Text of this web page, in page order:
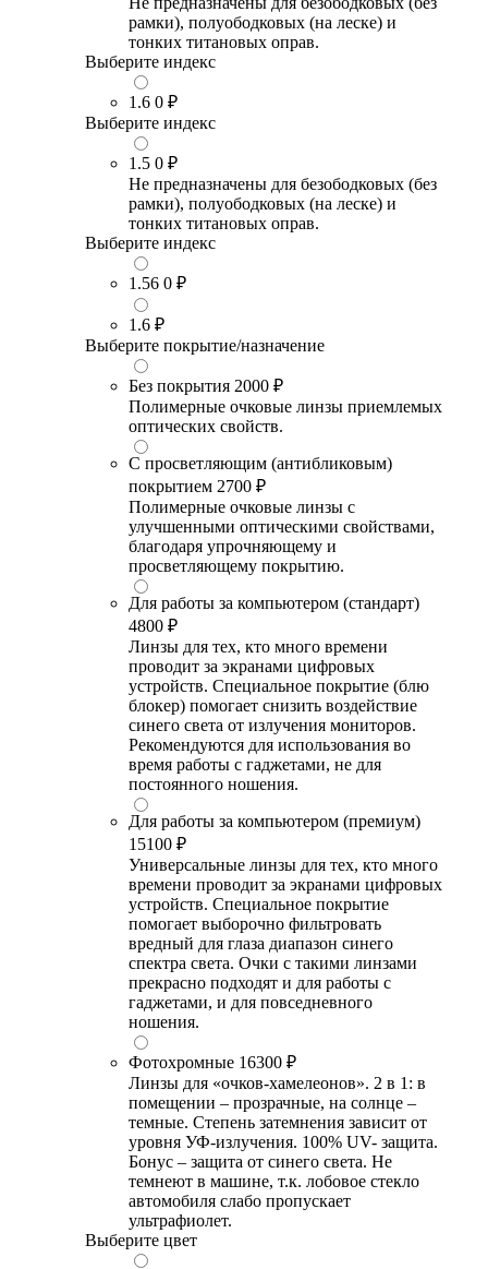
рамки), полуободковых (на леске) и
тонких титановых оправ.
Выберите индекс
1.6 0 ₽
Выберите индекс
1.5 0 ₽
Не предназначены для безободковых (без
рамки), полуободковых (на леске) и
тонких титановых оправ.
Выберите индекс
1.56 0 ₽
1.6 ₽
Выберите покрытие/назначение
Без покрытия 2000 ₽
Полимерные очковые линзы приемлемых
оптических свойств.
С просветляющим (антибликовым)
покрытием 2700 ₽
Полимерные очковые линзы с
улучшенными оптическими свойствами,
благодаря упрочняющему и
просветляющему покрытию.
Для работы за компьютером (стандарт)
4800 ₽
Линзы для тех, кто много времени
проводит за экранами цифровых
устройств. Специальное покрытие (блю
блокер) помогает снизить воздействие
синего света от излучения мониторов.
Рекомендуются для использования во
время работы с гаджетами, не для
постоянного ношения.
Для работы за компьютером (премиум)
15100 ₽
Универсальные линзы для тех, кто много
времени проводит за экранами цифровых
устройств. Специальное покрытие
помогает выборочно фильтровать
вредный для глаза диапазон синего
спектра света. Очки с такими линзами
прекрасно подходят и для работы с
гаджетами, и для повседневного
ношения.
Фотохромные 16300 ₽
Линзы для «очков-хамелеонов». 2 в 1: в
помещении – прозрачные, на солнце –
темные. Степень затемнения зависит от
уровня УФ-излучения. 100% UV- защита.
Бонус – защита от синего света. Не
темнеют в машине, т.к. лобовое стекло
автомобиля слабо пропускает
ультрафиолет.
Выберите цвет